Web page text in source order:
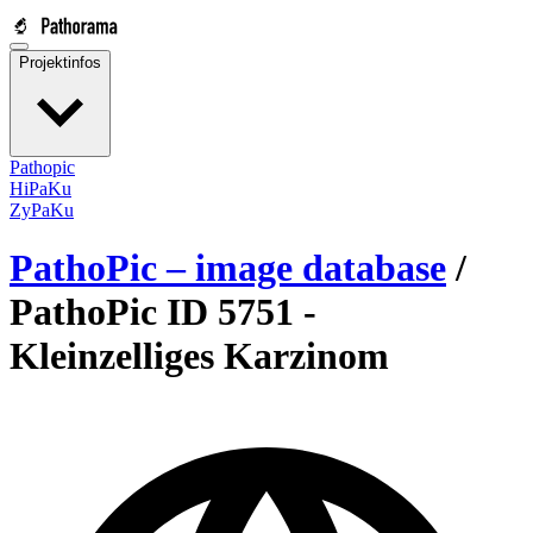
Projektinfos
Pathopic
HiPaKu
ZyPaKu
PathoPic – image database /
PathoPic ID 5751 -
Kleinzelliges Karzinom